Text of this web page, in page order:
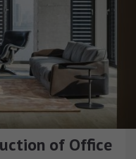
of Office